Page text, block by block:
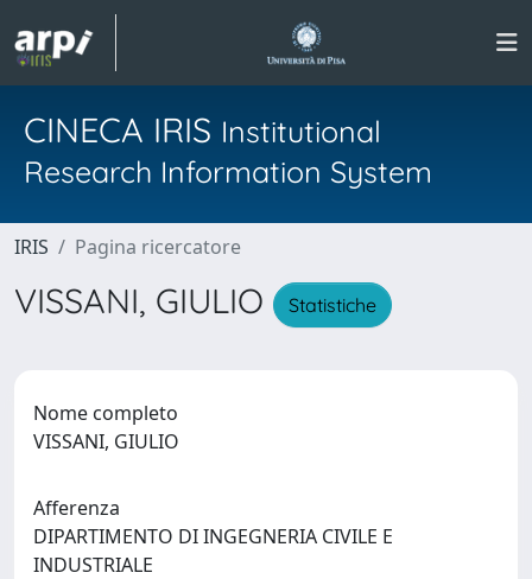
CINECA IRIS Institutional
Research Information System
IRIS Pagina ricercatore
VISSANI, GIULIO Statistiche
Nome completo
VISSANI, GIULIO
Afferenza
DIPARTIMENTO DI INGEGNERIA CIVILE E
INDUSTRIALE